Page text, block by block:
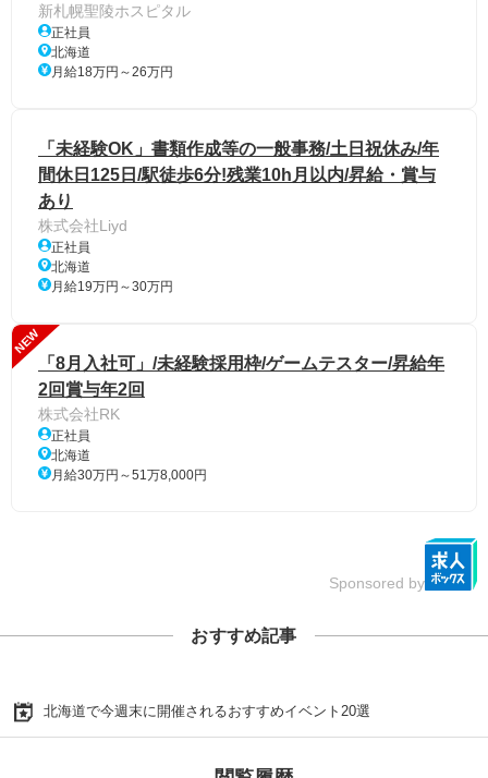
新札幌聖陵ホスピタル
正社員
北海道
月給18万円～26万円
「未経験OK」書類作成等の一般事務/土日祝休み/年
間休日125日/駅徒歩6分!残業10h月以内/昇給・賞与
あり
株式会社Liyd
正社員
北海道
月給19万円～30万円
NEW
「8月入社可」/未経験採用枠/ゲームテスター/昇給年
2回賞与年2回
株式会社RK
正社員
北海道
月給30万円～51万8,000円
Sponsored by
おすすめ記事
北海道で今週末に開催されるおすすめイベント20選